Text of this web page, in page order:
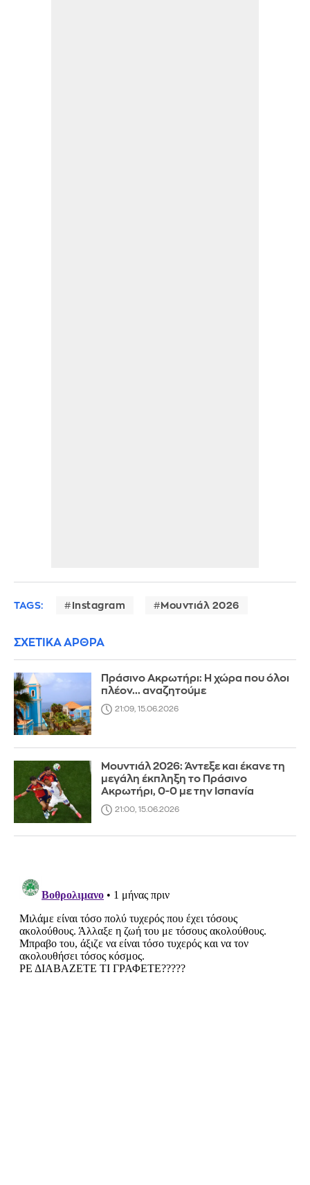
TAGS: Instagram Μουντιάλ 2026
ΣΧΕΤΙΚΑ ΑΡΘΡΑ
Πράσινο Ακρωτήρι: Η χώρα που όλοι
πλέον... αναζητούμε
21:09, 15.06.2026
Μουντιάλ 2026: Άντεξε και έκανε τη
μεγάλη έκπληξη το Πράσινο
Ακρωτήρι, 0-0 με την Ισπανία
21:00, 15.06.2026